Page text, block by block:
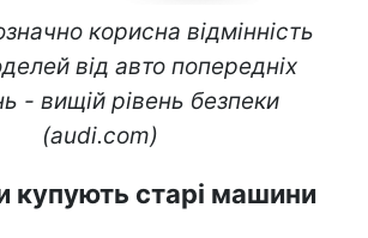
корисна відмінність
від авто попередніх
- вищій рівень безпеки
(audi.com)
купують старі машини